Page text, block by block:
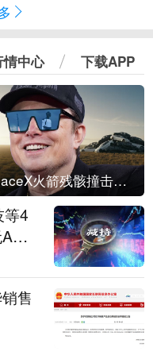
情中心 下载APP
SpaceX火箭残骸撞击月球
等4
股
售